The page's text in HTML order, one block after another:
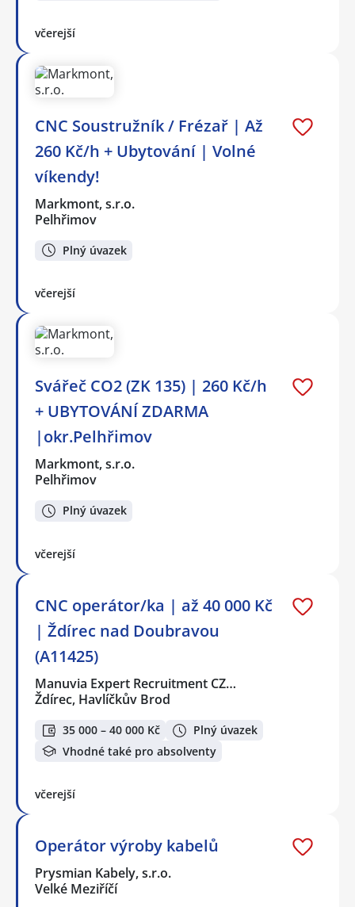
včerejší
CNC Soustružník / Frézař | Až
260 Kč/h + Ubytování | Volné
víkendy!
Markmont, s.r.o.
Pelhřimov
Plný úvazek
včerejší
Svářeč CO2 (ZK 135) | 260 Kč/h
+ UBYTOVÁNÍ ZDARMA
|okr.Pelhřimov
Markmont, s.r.o.
Pelhřimov
Plný úvazek
včerejší
CNC operátor/ka | až 40 000 Kč
| Ždírec nad Doubravou
(A11425)
Manuvia Expert Recruitment CZ…
Ždírec, Havlíčkův Brod
35 000 – 40 000 Kč
Plný úvazek
Vhodné také pro absolventy
včerejší
Operátor výroby kabelů
Prysmian Kabely, s.r.o.
Velké Meziříčí